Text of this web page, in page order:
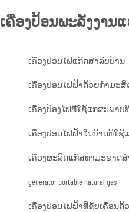
ເຄື່ອງປ້ອນພະລັງງານ
ເຄື່ອງປ່ອນໄຟແກັດສຳລັບບ້ານ
ເຄື່ອງປ່ອນໄຟຟ້າດ້ວຍກຳມະສິ
ເຄື່ອງປ້ອງໄຟທີ່ໃຊ້ແກສະພາບ
ເຄື່ອງປ່ອນໄຟຟ້າໃນບ້ານທີ່ໃຊ້
ເຄື່ອງຜະລິດແກັສທໍາມະຊາດສໍ
generator portable natural gas
ເຄື່ອງປ່ອນໄຟຟ້າທີ່ຂັບເຄື່ອນ